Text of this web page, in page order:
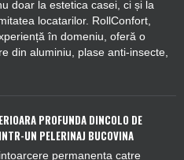
doar la estetica casei, ci și la
locatarilor. RollConfort,
în domeniu, oferă o
din aluminiu, plase anti-insecte,
PROFUNDA DINCOLO DE
UN PELERINAJ BUCOVINA
permanenta catre